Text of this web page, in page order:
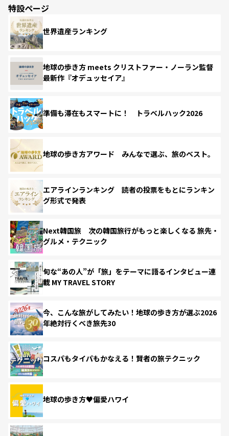
特設ページ
世界遺産ランキング
地球の歩き方 meets クリストファー・ノーラン監督
最新作『オデュッセイア』
準備も滞在もスマートに！ トラベルハック2026
地球の歩き方アワード みんなで選ぶ、旅のベスト。
エアラインランキング 読者の投票をもとにランキン
グ形式で発表
Next韓国旅 次の韓国旅行がもっと楽しくなる 旅先・
グルメ・テクニック
旬な“あの人”が「旅」をテーマに語るインタビュー連
載 MY TRAVEL STORY
今、こんな旅がしてみたい！地球の歩き方が選ぶ2026
年絶対行くべき旅先30
コスパもタイパもかなえる！賢者の旅テクニック
地球の歩き方♥偏愛ハワイ